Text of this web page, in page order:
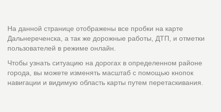
На данной странице отображены все пробки на карте
Дальнереченска, а так же дорожные работы, ДТП, и отметки
пользователей в режиме онлайн.
Чтобы узнать ситуацию на дорогах в определенном районе
города, вы можете изменять масштаб с помощью кнопок
навигации и видимую область карты путем перетаскивания.